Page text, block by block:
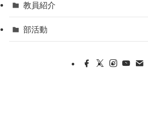
教員紹介
部活動